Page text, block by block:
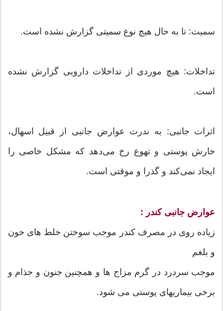
سمیت: تا به حال هیچ نوع سمیتی گزارش نشده است.
تداخلات: هیچ موردی از تداخلات دارویی گزارش نشده
است.
اثرات جانبی: به ندرت عوارض جانبی از قبیل اسهال،
خارش پوستی و تهوع رخ می‌دهد که مشکل خاصی را
ایجاد نمی‌کند و گذرا و موقتی است.
عوارض جانبی کندر :
زیاده روی در مصرف کندر موجب سوختن خلط های خون
و بلغم
موجب سردرد در گرم مزاج ها و همچنین جنون و جذام و
برخی بیماریهای پوستی می شود.